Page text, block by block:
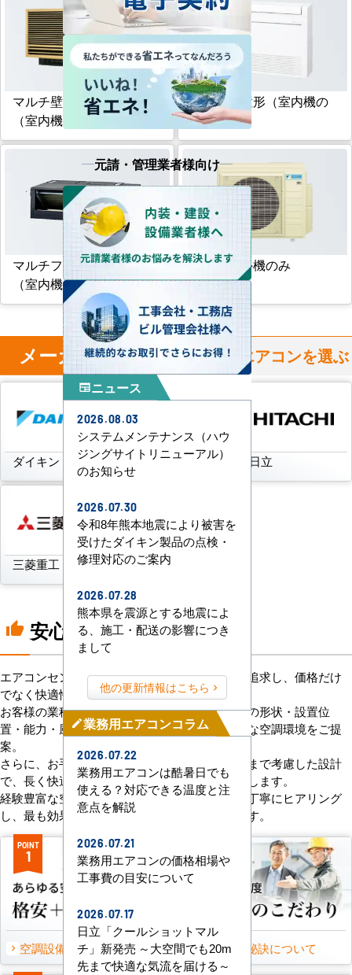
マルチ壁埋込形
（室内機のみ）
マルチ床置形（室内機の
み）
マルチフリービルトイン形
（室内機のみ）
マルチ室外機のみ
メーカー からハウジングエアコンを選ぶ
ダイキン 三菱電機 日立
三菱重工 パナソニック
thumb_up 安心の8つのポイント
エアコンセンターACは、「格安＋α」の価値を追求し、価格だけ
でなく快適性と機能性にもこだわっています。
お客様の業種や施設の形態に合わせて、室内機の形状・設置位
置・能力・風向きなどを総合的に検討し、最適な空調環境をご提
案。
さらに、お手入れのしやすさやメンテナンス性まで考慮した設計
で、長く快適にご使用いただけるようサポートします。
経験豊富な空調技術者が現場の状況やご要望を丁寧にヒアリング
し、最も効果的で効率的なプランをお届けします。
POINT
1
空調設備のご提案について
2
選ばれる秘訣について
元請・管理業者様向け
newspaperニュース
2026.08.03
システムメンテナンス（ハウ
ジングサイトリニューアル）
のお知らせ
2026.07.30
令和8年熊本地震により被害を
受けたダイキン製品の点検・
修理対応のご案内
2026.07.28
熊本県を震源とする地震によ
る、施工・配送の影響につき
まして
他の更新情報はこちら
mode_edit業務用エアコンコラム
2026.07.22
業務用エアコンは酷暑日でも
使える？対応できる温度と注
意点を解説
2026.07.21
業務用エアコンの価格相場や
工事費の目安について
2026.07.17
日立「クールショットマル
チ」新発売 ～大空間でも20m
先まで快適な気流を届ける～